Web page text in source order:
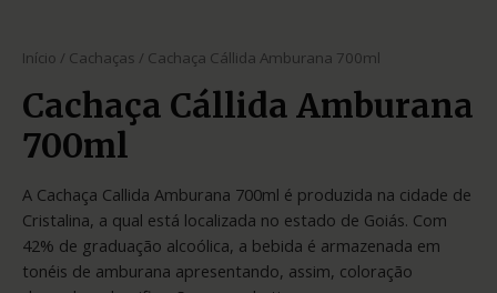
Início / Cachaças / Cachaça Cállida Amburana 700ml
Cachaça Cállida Amburana
700ml
A Cachaça Callida Amburana 700ml é produzida na cidade de
Cristalina, a qual está localizada no estado de Goiás. Com
42% de graduação alcoólica, a bebida é armazenada em
tonéis de amburana apresentando, assim, coloração